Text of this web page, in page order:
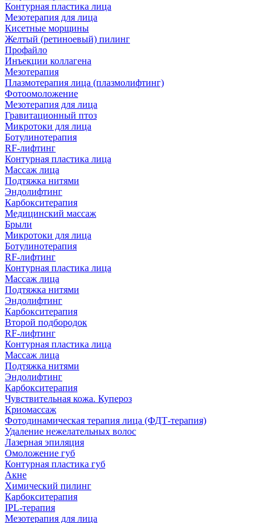
Контурная пластика лица
Мезотерапия для лица
Кисетные морщины
Желтый (ретиноевый) пилинг
Профайло
Инъекции коллагена
Мезотерапия
Плазмотерапия лица (плазмолифтинг)
Фотоомоложение
Мезотерапия для лица
Гравитационный птоз
Микротоки для лица
Ботулинотерапия
RF-лифтинг
Контурная пластика лица
Массаж лица
Подтяжка нитями
Эндолифтинг
Карбокситерапия
Медицинский массаж
Брыли
Микротоки для лица
Ботулинотерапия
RF-лифтинг
Контурная пластика лица
Массаж лица
Подтяжка нитями
Эндолифтинг
Карбокситерапия
Второй подбородок
RF-лифтинг
Контурная пластика лица
Массаж лица
Подтяжка нитями
Эндолифтинг
Карбокситерапия
Чувствительная кожа. Купероз
Криомассаж
Фотодинамическая терапия лица (ФДТ-терапия)
Удаление нежелательных волос
Лазерная эпиляция
Омоложение губ
Контурная пластика губ
Акне
Химический пилинг
Карбокситерапия
IPL‑терапия
Мезотерапия для лица